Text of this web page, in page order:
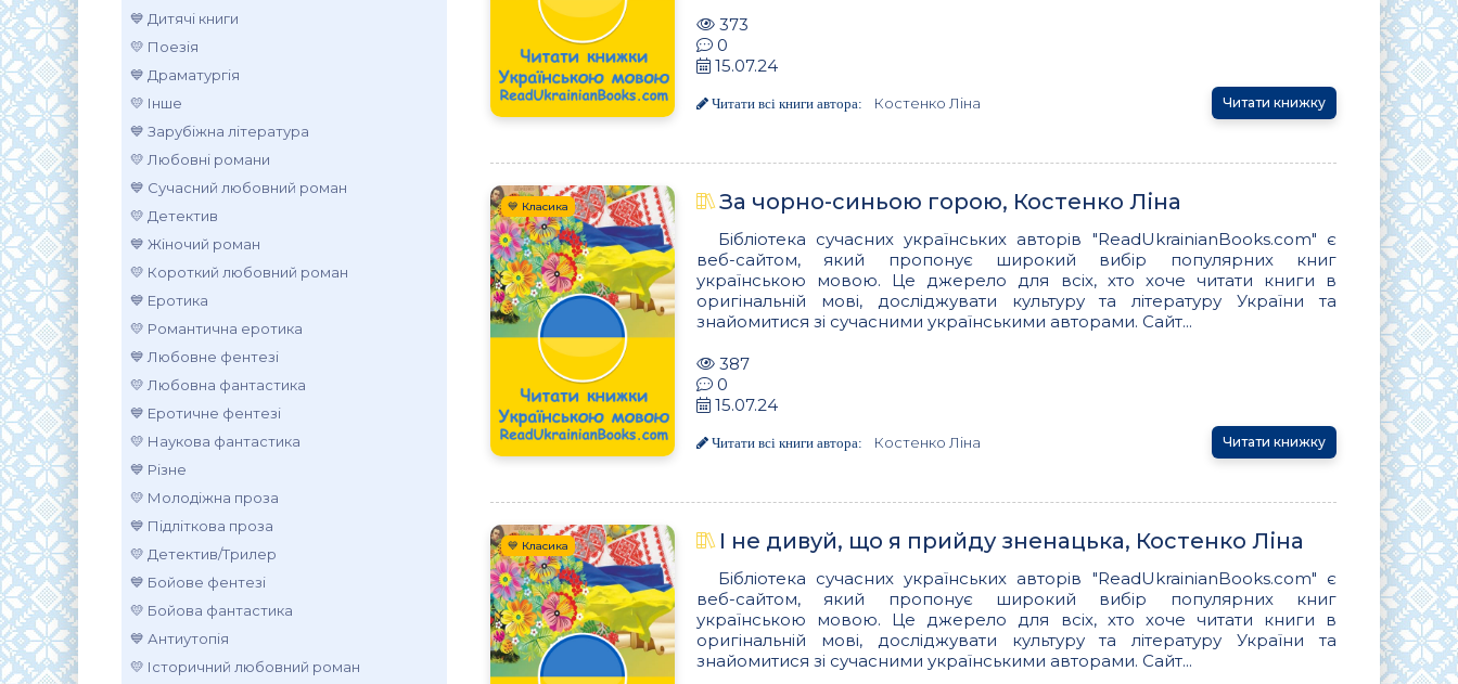
💙 Дитячі книги
💛 Поезія
💙 Драматургія
💛 Інше
💙 Зарубіжна література
💛 Любовні романи
💙 Сучасний любовний роман
💛 Детектив
💙 Жіночий роман
💛 Короткий любовний роман
💙 Еротика
💛 Романтична еротика
💙 Любовне фентезі
💛 Любовна фантастика
💙 Еротичне фентезі
💛 Наукова фантастика
💙 Різне
💛 Молодіжна проза
💙 Підліткова проза
💛 Детектив/Трилер
💙 Бойове фентезі
💛 Бойова фантастика
💙 Антиутопія
💛 Історичний любовний роман
373
0
15.07.24
Читати всі книги автора: Костенко Ліна Читати книжку
💙 Класика За чорно-синьою горою, Костенко Ліна
Бібліотека сучасних українських авторів "ReadUkrainianBooks.com" є
веб-сайтом, який пропонує широкий вибір популярних книг
українською мовою. Це джерело для всіх, хто хоче читати книги в
оригінальній мові, досліджувати культуру та літературу України та
знайомитися зі сучасними українськими авторами. Сайт...
387
0
15.07.24
Читати всі книги автора: Костенко Ліна Читати книжку
💙 Класика І не дивуй, що я прийду зненацька, Костенко Ліна
Бібліотека сучасних українських авторів "ReadUkrainianBooks.com" є
веб-сайтом, який пропонує широкий вибір популярних книг
українською мовою. Це джерело для всіх, хто хоче читати книги в
оригінальній мові, досліджувати культуру та літературу України та
знайомитися зі сучасними українськими авторами. Сайт...